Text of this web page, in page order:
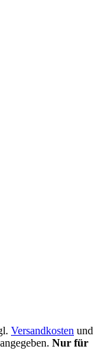
Versandkosten und
Nur für